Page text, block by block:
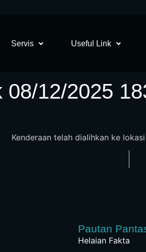
Servis Useful Link
12/2025
Kenderaan telah dialihkan ke
Pautan
Helaian Fakta